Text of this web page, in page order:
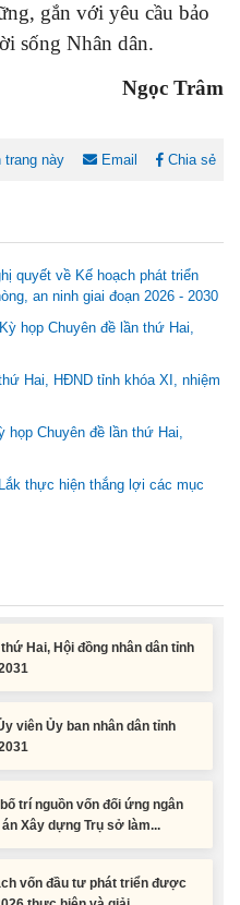
gắn với yêu cầu bảo
sống Nhân dân.
Ngọc Trâm
trang này Email Chia sẻ
quyết về Kế hoạch phát triển
an ninh giai đoạn 2026 - 2030
họp Chuyên đề lần thứ Hai,
Hai, HĐND tỉnh khóa XI, nhiệm
họp Chuyên đề lần thứ Hai,
thực hiện thắng lợi các mục
Xây dựng Trụ sở làm...
vốn đầu tư phát triển được
Hai, Hội đồng nhân dân tỉnh